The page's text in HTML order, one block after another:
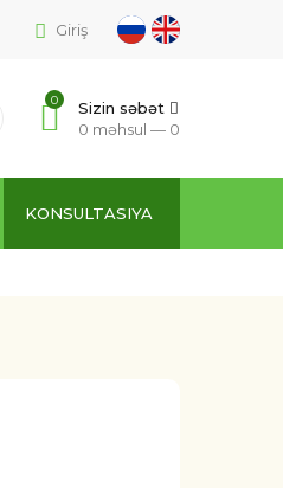
Giriş
0
Sizin səbət
0 məhsul — 0
KONSULTASIYA